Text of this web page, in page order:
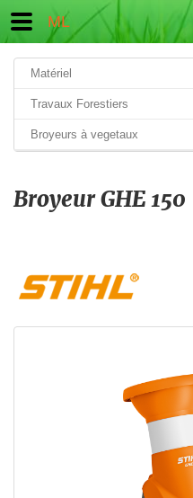
ML
Matériel
Travaux Forestiers
Broyeurs à vegetaux
Broyeur GHE 150